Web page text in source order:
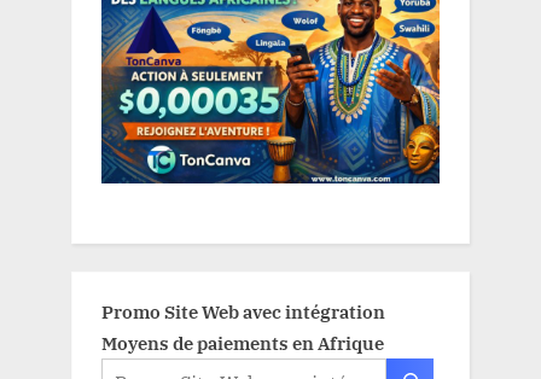
Promo Site Web avec intégration
Moyens de paiements en Afrique